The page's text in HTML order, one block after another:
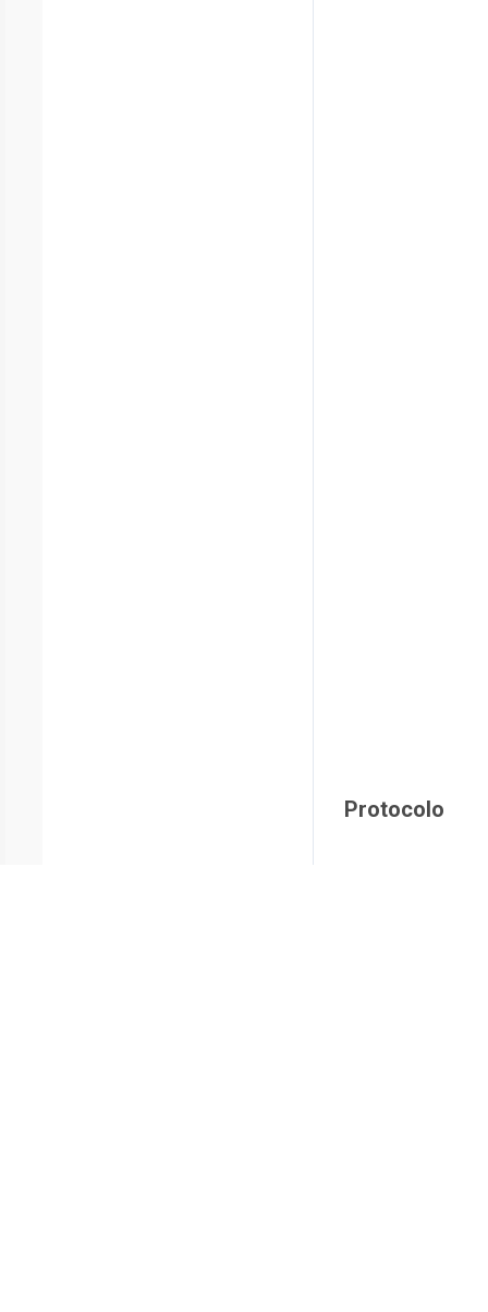
Protocolo